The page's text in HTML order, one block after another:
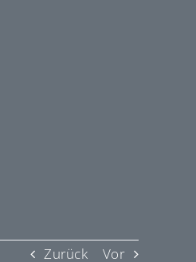
Zurück Vor